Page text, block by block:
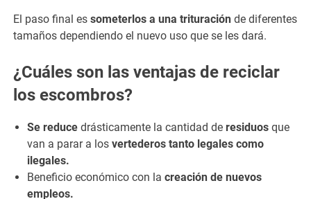
El paso final essometerlos a una trituración de diferentes
tamaños dependiendo el nuevo uso que se les dará.
¿Cuáles son las ventajas de reciclar
los escombros?
Se reduce drásticamente la cantidad de residuosque
van a parar a losvertederos tanto legales como
ilegales.
Beneficio económico con la creación de nuevos
empleos.